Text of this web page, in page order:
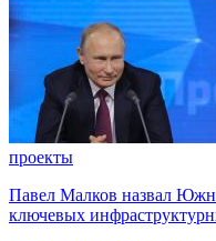
проекты
Павел Малков назвал
ключевых